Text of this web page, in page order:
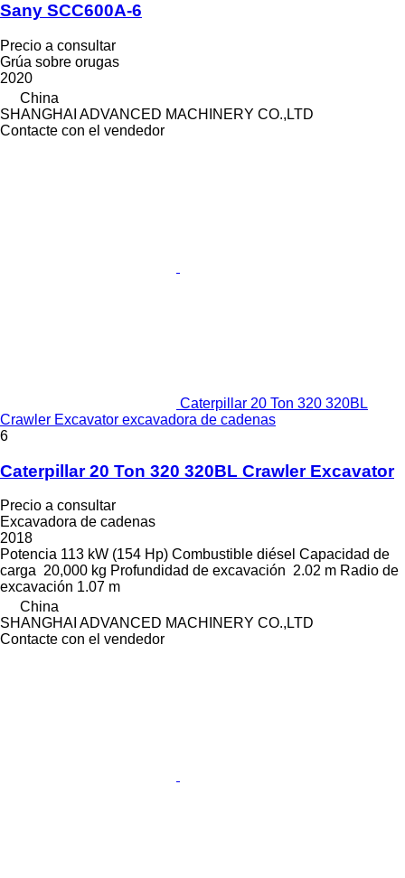
Sany SCC600A-6
Precio a consultar
Grúa sobre orugas
2020
China
SHANGHAI ADVANCED MACHINERY CO.,LTD
Contacte con el vendedor
Caterpillar 20 Ton 320 320BL
Crawler Excavator excavadora de cadenas
6
Caterpillar 20 Ton 320 320BL Crawler Excavator
Precio a consultar
Excavadora de cadenas
2018
Potencia 113 kW (154 Hp) Combustible diésel Capacidad de
carga 20,000 kg Profundidad de excavación 2.02 m Radio de
excavación 1.07 m
China
SHANGHAI ADVANCED MACHINERY CO.,LTD
Contacte con el vendedor